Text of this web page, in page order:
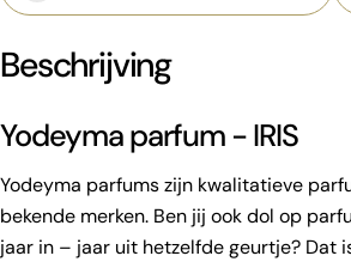
Beschrijving
Yodeyma parfum - IRIS
Yodeyma parfums zijn kwalitatieve
bekende merken. Ben jij ook dol op
jaar in – jaar uit hetzelfde geurtje? Dat